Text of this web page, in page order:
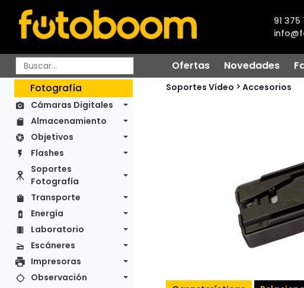
91
Ofertas Novedades
Fotografía
Cámaras Digitales
Almacenamiento
Objetivos
Flashes
Soportes
Fotografía
Transporte
Energía
Laboratorio
Escáneres
Impresoras
Observación
Soportes Vídeo Accesorios